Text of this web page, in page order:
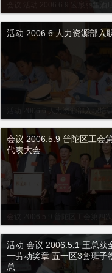
活动 2006.6 人力资源部入职培
活动 2006.6 人力资源部入
会议 2006.5.9 普陀区工会
代表大会
活动 会议 2006.5.1 王总获
一劳动奖章 五一区3套班子
总